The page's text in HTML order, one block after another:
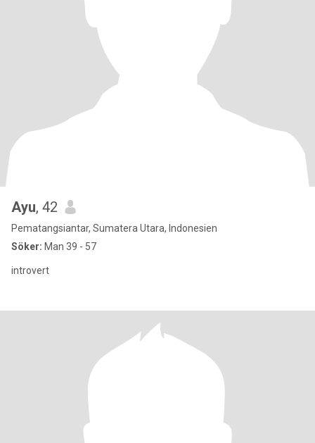
Ayu, 42
Pematangsiantar, Sumatera Utara, Indonesien
Söker: Man 39 - 57
introvert